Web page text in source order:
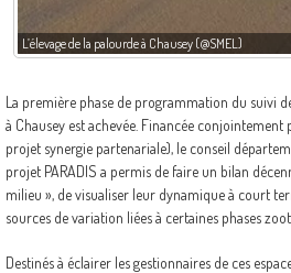
L’élevage de la palourde à Chausey (@SMEL)
La première phase de programmation du suivi
à Chausey est achevée. Financée
projet synergie partenariale), le conseil
projet PARADIS a permis de faire un bilan
milieu », de visualiser leur dynamique à court
sources de variation liées à certaines phases
Destinés à éclairer les gestionnaires de ces